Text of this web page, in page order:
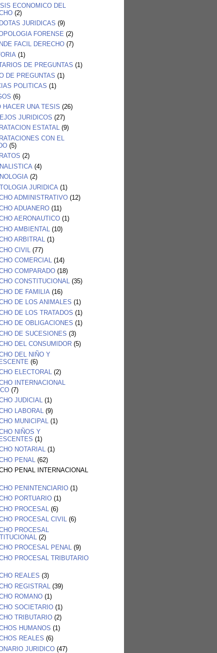
ECONOMICO DEL
(2)
JURIDICAS (9)
FORENSE (2)
FACIL DERECHO (7)
(1)
DE PREGUNTAS (1)
DE PREGUNTAS (1)
POLITICAS (1)
(6)
HACER UNA TESIS (26)
JURIDICOS (27)
ESTATAL (9)
CON EL
(5)
(2)
(4)
(2)
JURIDICA (1)
ADMINISTRATIVO (12)
ADUANERO (11)
AERONAUTICO (1)
AMBIENTAL
(10)
ARBITRAL (1)
CIVIL
(77)
COMERCIAL (14)
COMPARADO (18)
CONSTITUCIONAL (35)
DE FAMILIA (16)
DE LOS ANIMALES (1)
DE LOS TRATADOS (1)
DE OBLIGACIONES (1)
DE SUCESIONES (3)
DEL CONSUMIDOR (5)
DEL NIÑO Y
(6)
ELECTORAL (2)
INTERNACIONAL
(7)
JUDICIAL (1)
LABORAL
(9)
MUNICIPAL (1)
NIÑOS Y
(1)
NOTARIAL (1)
PENAL
(62)
PENAL INTERNACIONAL
PENINTENCIARIO (1)
PORTUARIO (1)
PROCESAL
(6)
PROCESAL CIVIL (6)
PROCESAL
(2)
PROCESAL PENAL (9)
PROCESAL TRIBUTARIO
REALES (3)
REGISTRAL
(39)
ROMANO (1)
SOCIETARIO (1)
TRIBUTARIO (2)
HUMANOS (1)
REALES (6)
JURIDICO (47)